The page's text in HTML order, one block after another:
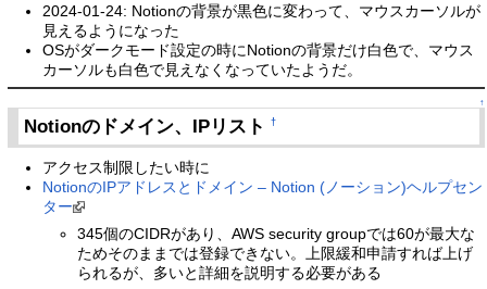
2024-01-24: Notionの背景が黒色に変わって、マウスカーソルが
見えるようになった
OSがダークモード設定の時にNotionの背景だけ白色で、マウス
カーソルも白色で見えなくなっていたようだ。
↑
Notionのドメイン、IPリスト†
アクセス制限したい時に
NotionのIPアドレスとドメイン – Notion (ノーション)ヘルプセン
ター
345個のCIDRがあり、AWS security groupでは60が最大な
ためそのままでは登録できない。上限緩和申請すれば上げ
られるが、多いと詳細を説明する必要がある